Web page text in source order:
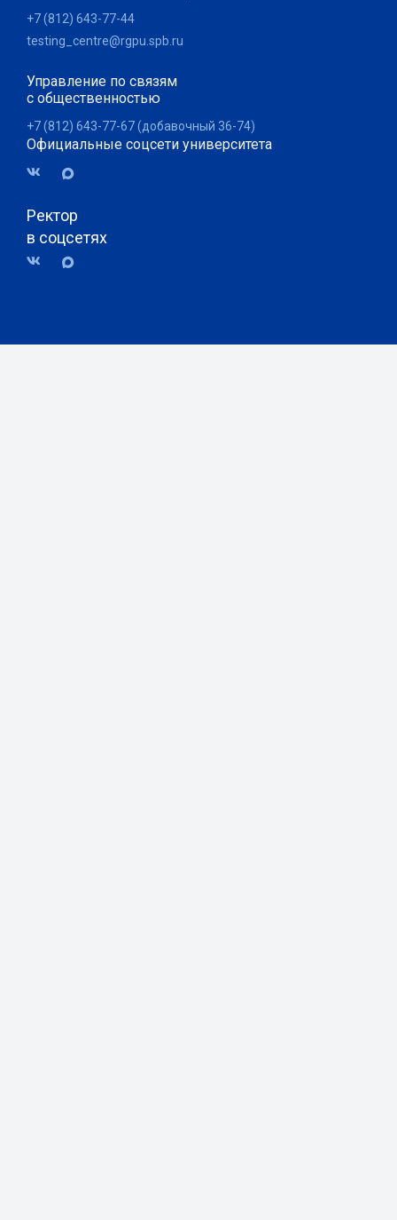
+7 (812) 643-77-44
testing_centre@rgpu.spb.ru
Управление по связям
с общественностью
+7 (812) 643-77-67 (добавочный 36-74)
Официальные соцсети университета
Ректор
в соцсетях